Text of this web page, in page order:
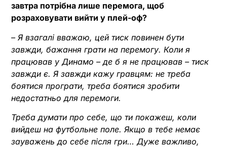
завтра потрібна лише перемога, щоб
розраховувати вийти у плей-оф?
– Я взагалі вважаю, цей тиск повинен бути
завжди, бажання грати на перемогу. Коли я
працював у Динамо – де б я не працював – тиск
завжди є. Я завжди кажу гравцям: не треба
боятися програти, треба боятися зробити
недостатньо для перемоги.
Треба думати про себе, що ти покажеш, коли
вийдеш на футбольне поле. Якщо в тебе немає
зауважень до себе після гри… Дуже важливо,